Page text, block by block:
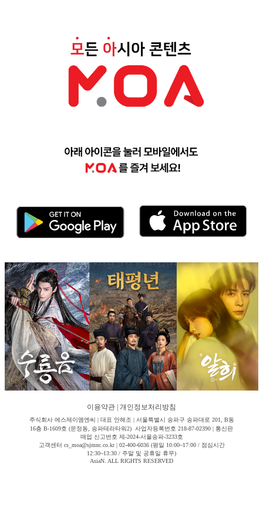
이용약관 개인정보처리방침
주식회사 에스제이엠엔씨 | 대표 안해조 | 서울특별시 송파구 송파대로 201, B동
16층 B-1609호 (문정동, 송파테라타워2) 사업자등록번호 218-87-02390 | 통신판
매업 신고번호 제-2024-서울송파-3233호
고객센터 cs_moa@sjmnc.co.kr | 02-400-6036 (평일 10:00~17:00 / 점심시간
12:30~13:30 / 주말 및 공휴일 휴무)
AsiaN. ALL RIGHTS RESERVED